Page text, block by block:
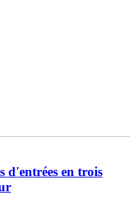
d'entrées en trois